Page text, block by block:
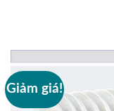
Giảm giá!